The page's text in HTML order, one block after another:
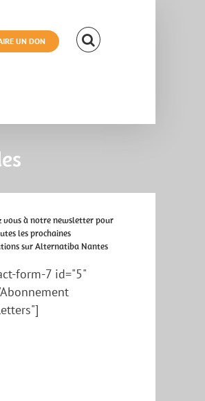
UN DON
vous à notre newsletter pour
les prochaines
sur Alternatiba Nantes
form-7 id="5"